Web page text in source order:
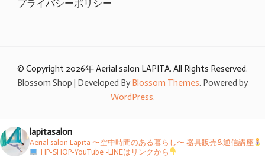
プライバシーポリシー
© Copyright 2026年Aerial salon LAPITA. All Rights Reserved.
Blossom Shop | Developed ByBlossom Themes. Powered by
WordPress.
lapitasalon
Aerial salon Lapita 〜空中時間のある暮らし〜 器具販売&通信講座
HP•SHOP•YouTube •LINEはリンクから